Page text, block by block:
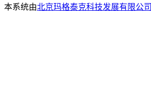
本系统由北京玛格泰克科技发展有限公司